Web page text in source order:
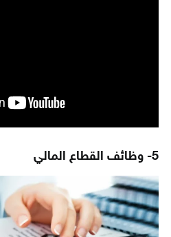
5- وظائف القطاع المالي